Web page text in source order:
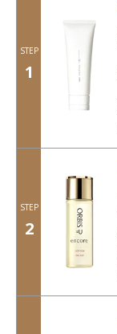
STEP
1
STEP
2